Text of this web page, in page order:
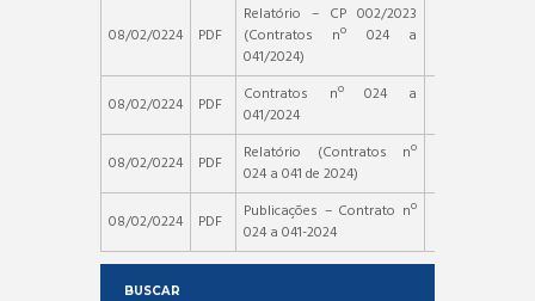
08/02/0224 PDF
Relatório – CP 002/2023
(Contratos nº 024 a
041/2024)
08/02/0224
PDF
Contratos nº 024 a
041/2024
08/02/0224
PDF
Relatório (Contratos nº
024 a 041 de 2024)
08/02/0224
PDF
Publicações – Contrato nº
024 a 041-2024
BUSCAR